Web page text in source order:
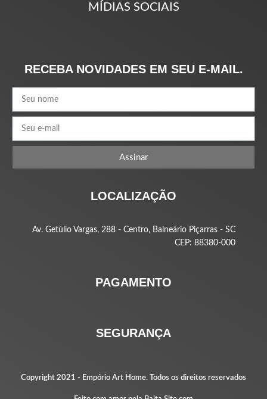
MÍDIAS SOCIAIS
RECEBA NOVIDADES EM SEU E-MAIL.
Assinar
LOCALIZAÇÃO
Av. Getúlio Vargas, 288 - Centro, Balneário Piçarras - SC
CEP: 88380-000
PAGAMENTO
SEGURANÇA
Copyright 2021 - Empório Art Home. Todos os direitos reservados